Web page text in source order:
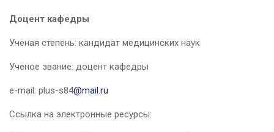
Доцент кафедры
Ученая степень: кандидат медицинских наук
Ученое звание: доцент кафедры
e-mail: plus-s84@mail.ru
Ссылка на электронные ресурсы: